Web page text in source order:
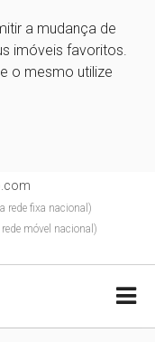
a mudança de
imóveis favoritos.
o mesmo utilize
rede fixa nacional)
móvel nacional)